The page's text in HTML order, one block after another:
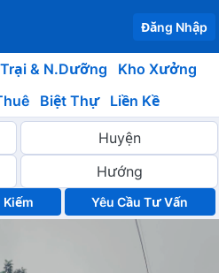
Đăng Nhập
& N.Dưỡng
Kho Xưởng
Biệt Thự Liền Kề
Yêu Cầu Tư Vấn